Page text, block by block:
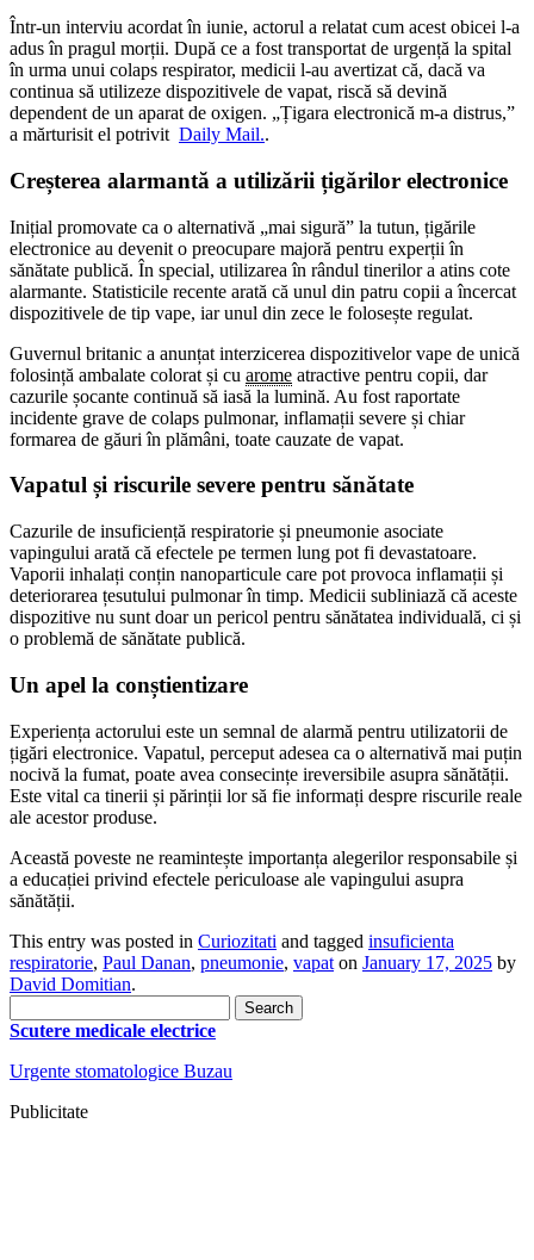
Într-un interviu acordat în iunie, actorul a relatat cum acest obicei l-a
adus în pragul morții. După ce a fost transportat de urgență la spital
în urma unui colaps respirator, medicii l-au avertizat că, dacă va
continua să utilizeze dispozitivele de vapat, riscă să devină
dependent de un aparat de oxigen. „Țigara electronică m-a distrus,”
a mărturisit el potrivit Daily Mail..
Creșterea alarmantă a utilizării țigărilor electronice
Inițial promovate ca o alternativă „mai sigură” la tutun, țigările
electronice au devenit o preocupare majoră pentru experții în
sănătate publică. În special, utilizarea în rândul tinerilor a atins cote
alarmante. Statisticile recente arată că unul din patru copii a încercat
dispozitivele de tip vape, iar unul din zece le folosește regulat.
Guvernul britanic a anunțat interzicerea dispozitivelor vape de unică
folosință ambalate colorat și cu arome atractive pentru copii, dar
cazurile șocante continuă să iasă la lumină. Au fost raportate
incidente grave de colaps pulmonar, inflamații severe și chiar
formarea de găuri în plămâni, toate cauzate de vapat.
Vapatul și riscurile severe pentru sănătate
Cazurile de insuficiență respiratorie și pneumonie asociate
vapingului arată că efectele pe termen lung pot fi devastatoare.
Vaporii inhalați conțin nanoparticule care pot provoca inflamații și
deteriorarea țesutului pulmonar în timp. Medicii subliniază că aceste
dispozitive nu sunt doar un pericol pentru sănătatea individuală, ci și
o problemă de sănătate publică.
Un apel la conștientizare
Experiența actorului este un semnal de alarmă pentru utilizatorii de
țigări electronice. Vapatul, perceput adesea ca o alternativă mai puțin
nocivă la fumat, poate avea consecințe ireversibile asupra sănătății.
Este vital ca tinerii și părinții lor să fie informați despre riscurile reale
ale acestor produse.
Această poveste ne reamintește importanța alegerilor responsabile și
a educației privind efectele periculoase ale vapingului asupra
sănătății.
This entry was posted in Curiozitati and tagged insuficienta
respiratorie, Paul Danan, pneumonie, vapat on January 17, 2025 by
David Domitian.
for:
Scutere medicale electrice
Urgente stomatologice Buzau
Publicitate